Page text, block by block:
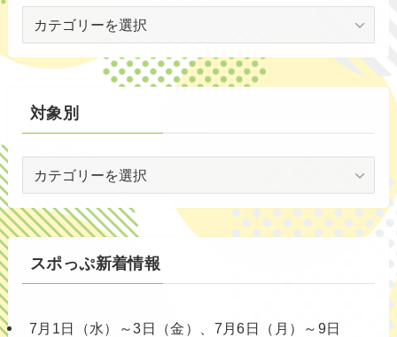
別
対象別
別
スポっぷ新着情報
7月1日（水）～3日（金）、7月6日（月）～9日